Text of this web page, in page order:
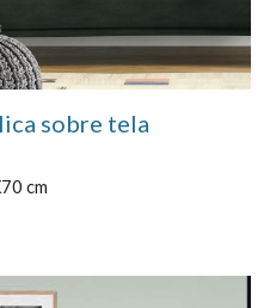
sobre tela
cm